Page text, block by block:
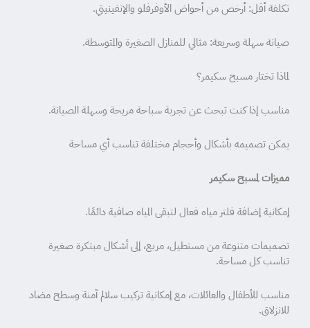
تكلفة أقل: أرخص من أحواض الأوفرفلو والإنفينيتي.
صيانة سهلة وسريعة: مثالي للمنازل الصغيرة والمتوسطة.
لماذا تختار مسبح سكيمر؟
مناسب إذا كنت تبحث عن تجربة سباحة مريحة وسهلة الصيانة.
يمكن تصميمه بأشكال وأحجام مختلفة تناسب أي مساحة
مميزات لمسبح سكيمر
إمكانية إضافة فلتر مياه فعال لتبقى المياه صافية دائمًا.
تصميمات متنوعة من مستطيل، مربع، إلى أشكال مبتكرة صغيرة
تناسب كل مساحة.
مناسب للأطفال والعائلات، مع إمكانية تركيب سلالم آمنة وسطح مضاد
للانزلاق.